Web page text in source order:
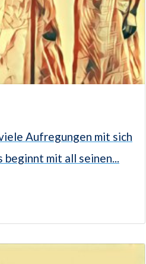
Aufregungen mit sich
beginnt mit all seinen...